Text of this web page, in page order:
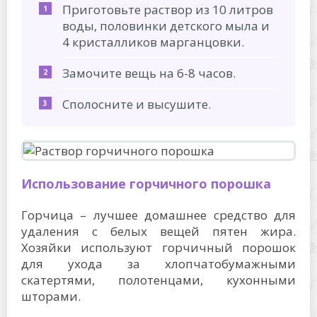
Приготовьте раствор из 10 литров
воды, половинки детского мыла и
4 кристалликов марганцовки.
Замочите вещь на 6-8 часов.
Сполосните и высушите.
Использование горчичного порошка
Горчица – лучшее домашнее средство для
удаления с белых вещей пятен жира.
Хозяйки используют горчичный порошок
для ухода за хлопчатобумажными
скатертями, полотенцами, кухонными
шторами.